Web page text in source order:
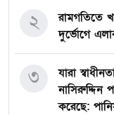
রামগতিতে
দুর্ভোগে
২
যারা
নাসিরুদ্দিন
করেছে:
৩